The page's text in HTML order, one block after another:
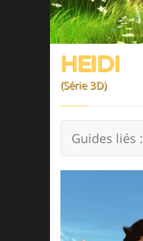
HEIDI
(Série 3D)
Guides liés :